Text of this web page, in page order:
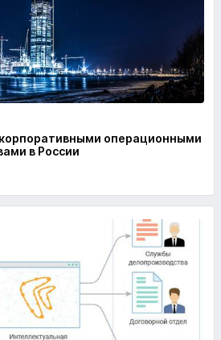
операционными
в России